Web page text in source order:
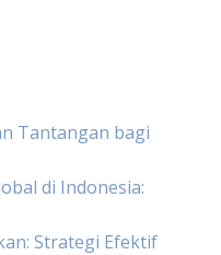
Tantangan bagi
di Indonesia:
Strategi Efektif